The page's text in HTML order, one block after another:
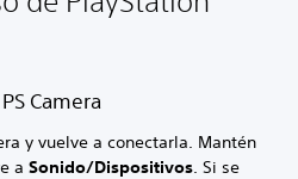
Camera
y vuelve a conectarla. Mantén
a Sonido/Dispositivos . Si se